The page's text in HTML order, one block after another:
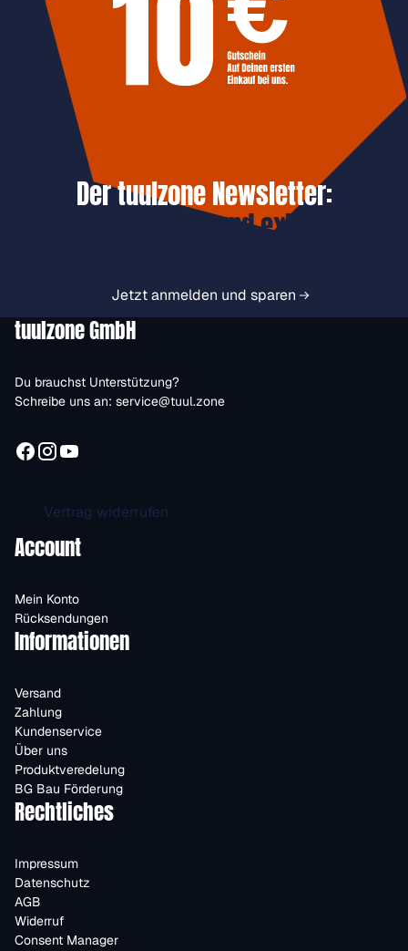
Der tuulzone Newsletter:
Jetzt anmelden und exklusive
Jetzt anmelden und sparen
tuulzone GmbH
Du brauchst Unterstützung?
Schreibe uns an: service@tuul.zone
Vertrag widerrufen
Account
Mein Konto
Rücksendungen
Informationen
Versand
Zahlung
Kundenservice
Über uns
Produktveredelung
BG Bau Förderung
Rechtliches
Impressum
Datenschutz
AGB
Widerruf
Consent Manager